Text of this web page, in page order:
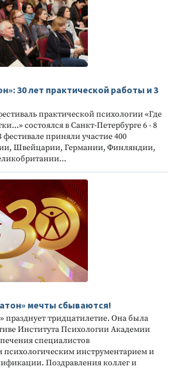
30 лет практической работы и 3
практической психологии «Где
состоялся в Санкт-Петербурге 6 - 8
фестивале приняли участие 400
Швейцарии, Германии, Финляндии,
мечты сбываются!
тридцатилетие. Она была
Института Психологии Академии
специалистов
инструментарием и
Поздравления коллег и